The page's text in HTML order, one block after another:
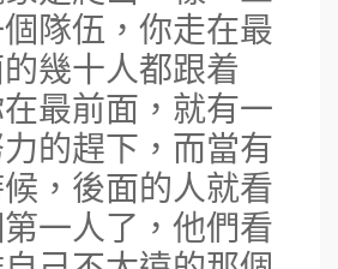
隊伍，你走在最
幾十人都跟着
最前面，就有一
的趕下，而當有
，後面的人就看
一人了，他們看